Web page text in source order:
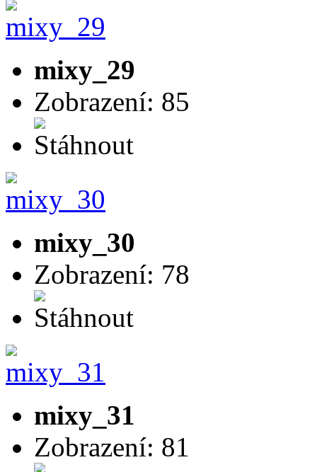
mixy_29
Zobrazení: 85
mixy_30
Zobrazení: 78
mixy_31
Zobrazení: 81